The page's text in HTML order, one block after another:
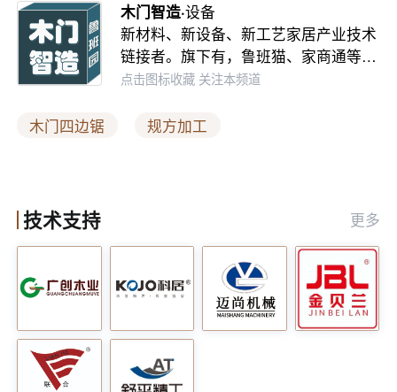
适配板材品类与生产模式
该类设备兼容性极强，可满足油漆门、实木复合门、橡胶
木门、生态木门等主流材质门板的规方加工需求，覆盖家
实现一次送料、一次成型规方。既能单机独立作业，也可
融入自动化流水线，适配大小型门厂不同生产模式。
木门智造·设备
新材料、新设备、新工艺家居产业技术
链接者。旗下有，鲁班猫、家商通等…
点击图标收藏 关注本频道
木门四边锯 规方加工
技术支持 更多